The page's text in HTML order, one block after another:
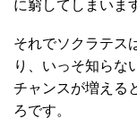
に窮してしまいま
それでソクラテス
り、いっそ知らな
チャンスが増える
ろです。